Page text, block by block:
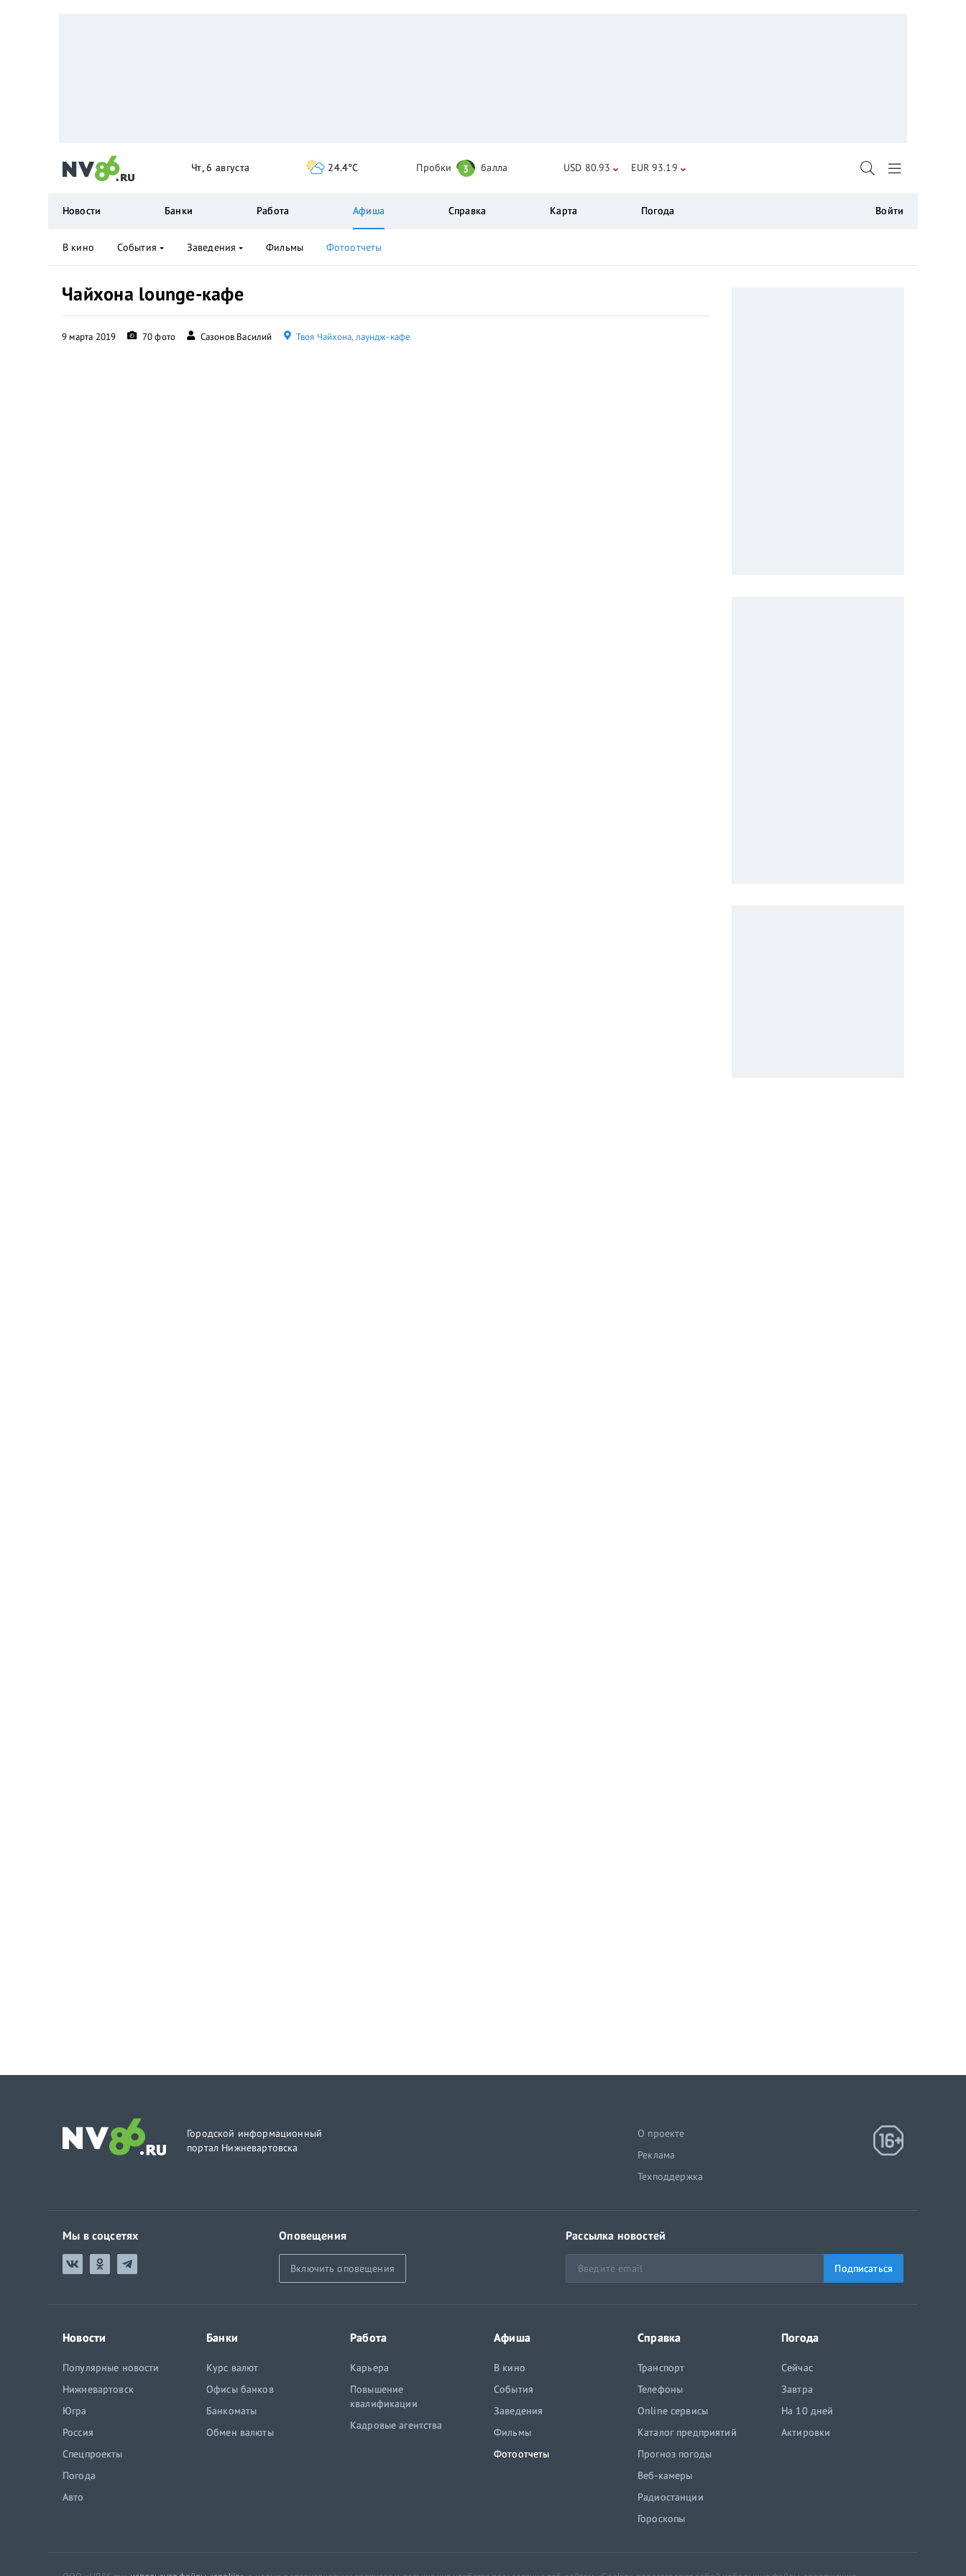
Чайхона lounge-кафе
9 марта 2019 70 фото Сазонов Василий Твоя Чайхона, лаундж-кафе
Чт, 6 августа 24.4°C Пробки 3 балла USD 80.93 EUR 93.19
Новости Банки Работа Афиша Справка Карта Погода Войти
В кино События Заведения Фильмы Фотоотчеты
Городской информационный
портал Нижневартовска
О проекте
Реклама
Техподдержка
Мы в соцсетях Оповещения
Включить оповещения
Рассылка новостей
Подписаться
Новости
Популярные новости
Нижневартовск
Югра
Россия
Спецпроекты
Погода
Авто
Банки
Курс валют
Офисы банков
Банкоматы
Обмен валюты
Работа
Карьера
Повышение
квалификации
Кадровые агентства
Афиша
В кино
События
Заведения
Фильмы
Фотоотчеты
Справка
Транспорт
Телефоны
Online сервисы
Каталог предприятий
Прогноз погоды
Веб-камеры
Радиостанции
Гороскопы
Погода
Сейчас
Завтра
На 10 дней
Актировки